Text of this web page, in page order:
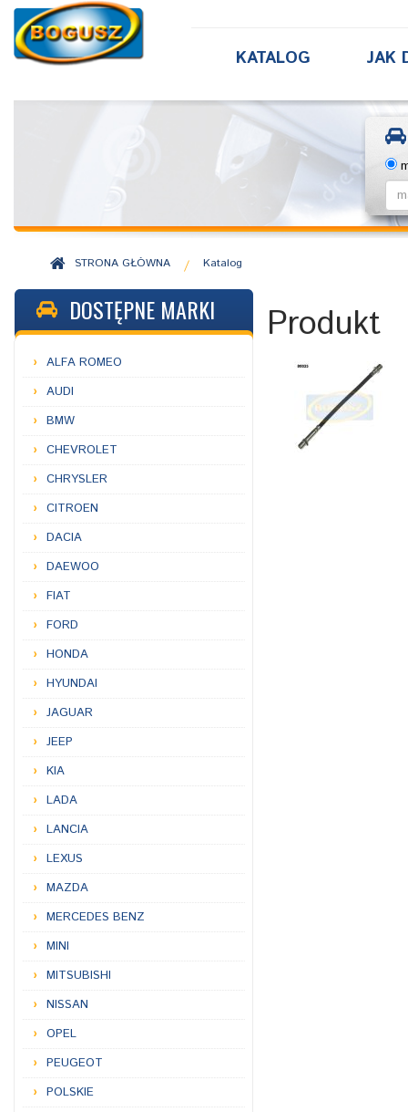
KATALOG JAK
STRONA GŁÓWNA / Katalog
DOSTĘPNE MARKI
ALFA ROMEO
AUDI
BMW
CHEVROLET
CHRYSLER
CITROEN
DACIA
DAEWOO
FIAT
FORD
HONDA
HYUNDAI
JAGUAR
JEEP
KIA
LADA
LANCIA
LEXUS
MAZDA
MERCEDES BENZ
MINI
MITSUBISHI
NISSAN
OPEL
PEUGEOT
POLSKIE
Produkt